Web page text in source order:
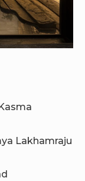
Lakhamraju